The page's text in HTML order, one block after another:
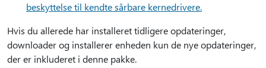
beskyttelse til kendte sårbare kernedrivere.
Hvis du allerede har installeret tidligere opdateringer,
downloader og installerer enheden kun de nye opdateringer,
der er inkluderet i denne pakke.